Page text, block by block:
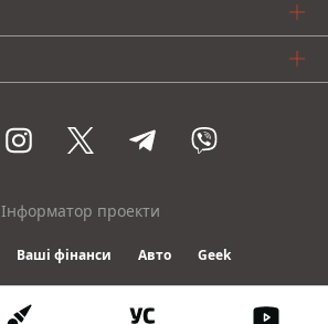
Інформатор проекти
Ваші фінанси Авто Geek
© 2016-2026 Informator